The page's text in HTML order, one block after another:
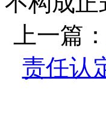
上一篇：
责任认